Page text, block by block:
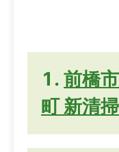
前橋
町 新清